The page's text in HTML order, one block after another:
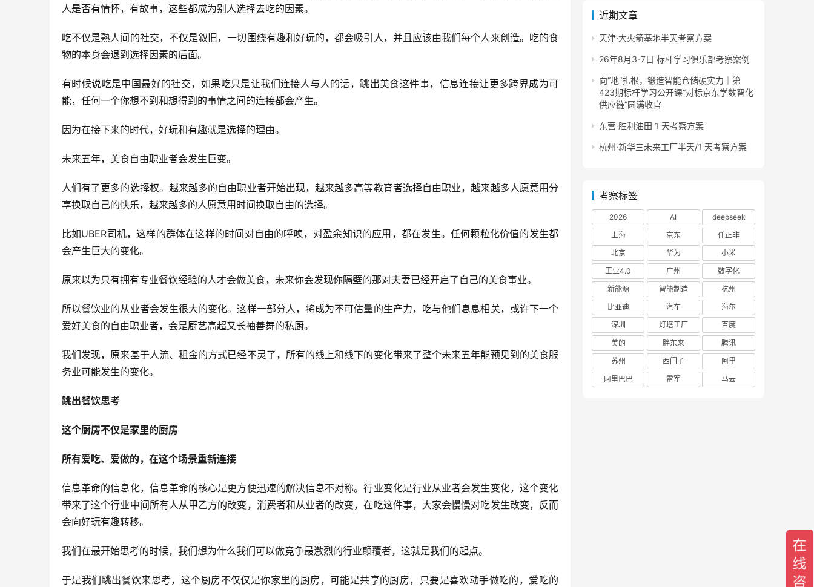
人是否有情怀，有故事，这些都成为别人选择去吃的因素。
吃不仅是熟人间的社交，不仅是叙旧，一切围绕有趣和好玩的，都会吸引人，并且应该由我们每个人来创造。吃的食
物的本身会退到选择因素的后面。
有时候说吃是中国最好的社交，如果吃只是让我们连接人与人的话，跳出美食这件事，信息连接让更多跨界成为可
能，任何一个你想不到和想得到的事情之间的连接都会产生。
因为在接下来的时代，好玩和有趣就是选择的理由。
未来五年，美食自由职业者会发生巨变。
人们有了更多的选择权。越来越多的自由职业者开始出现，越来越多高等教育者选择自由职业，越来越多人愿意用分
享换取自己的快乐，越来越多的人愿意用时间换取自由的选择。
比如UBER司机，这样的群体在这样的时间对自由的呼唤，对盈余知识的应用，都在发生。任何颗粒化价值的发生都
会产生巨大的变化。
原来以为只有拥有专业餐饮经验的人才会做美食，未来你会发现你隔壁的那对夫妻已经开启了自己的美食事业。
所以餐饮业的从业者会发生很大的变化。这样一部分人，将成为不可估量的生产力，吃与他们息息相关，或许下一个
爱好美食的自由职业者，会是厨艺高超又长袖善舞的私厨。
我们发现，原来基于人流、租金的方式已经不灵了，所有的线上和线下的变化带来了整个未来五年能预见到的美食服
务业可能发生的变化。
跳出餐饮思考
这个厨房不仅是家里的厨房
所有爱吃、爱做的，在这个场景重新连接
信息革命的信息化，信息革命的核心是更方便迅速的解决信息不对称。行业变化是行业从业者会发生变化，这个变化
带来了这个行业中间所有人从甲乙方的改变，消费者和从业者的改变，在吃这件事，大家会慢慢对吃发生改变，反而
会向好玩有趣转移。
我们在最开始思考的时候，我们想为什么我们可以做竞争最激烈的行业颠覆者，这就是我们的起点。
于是我们跳出餐饮来思考，这个厨房不仅仅是你家里的厨房，可能是共享的厨房，只要是喜欢动手做吃的，爱吃的
近期文章
天津·大火箭基地半天考察方案
26年8月3-7日 标杆学习俱乐部考察案例
向“地”扎根，锻造智能仓储硬实力｜第
423期标杆学习公开课“对标京东学数智化
供应链”圆满收官
东营·胜利油田 1 天考察方案
杭州·新华三未来工厂半天/1 天考察方案
考察标签
2026 AI
deepseek
上海
京东
任正非
北京
华为
小米
工业4.0
广州
数字化
新能源
智能制造
杭州
比亚迪
汽车
海尔
深圳
灯塔工厂
百度
美的
胖东来
腾讯
苏州
西门子
阿里
阿里巴巴
雷军 马云